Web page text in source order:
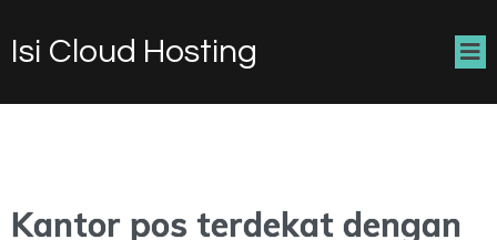
Isi Cloud Hosting
Kantor pos terdekat dengan